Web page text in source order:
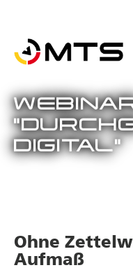
DIGITAL"
Ohne
Aufmaß